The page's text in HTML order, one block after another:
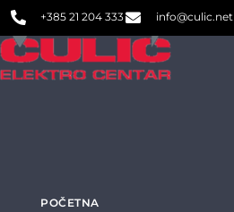
+385 21 204 333 info@culic.net
POČETNA